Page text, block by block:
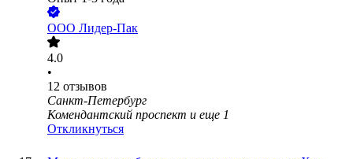
ООО Лидер-Пак
4.0
•
12 отзывов
Санкт-Петербург
Комендантский проспект и еще 1
Откликнуться